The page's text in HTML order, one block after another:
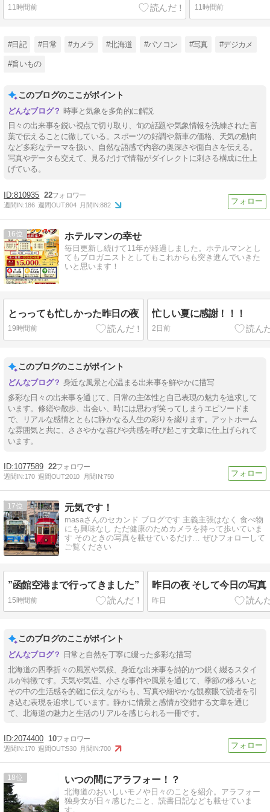
11時間前 11時間前
#日記 #日常 #カメラ #北海道 #パソコン #写真 #デジカメ
#旨いもの
このブログのここがポイント
時事と気象を多角的に解説
日々の出来事を鋭い視点で切り取り、旬の話題や気象情報を洗練された言
葉で伝えることに徹している。スポーツの好調や新車の価格、天気の動向
など多彩なテーマを扱い、自然な語感で内容の奥深さや面白さを伝える。
写真やデータも交えて、見るだけで情報がダイレクトに刺さる構成に仕上
げている。
810935 22
週間IN:186 週間OUT:804 月間IN:882
16 ホテルマンの幸せ
毎日更新し続けて11年が経過しました。ホテルマンとし
てもブロガニストとしてもこれからも突き進んでいきた
いと思います！
とっっても忙しかった昨日の夜
19時間前
忙しい夏に感謝！！！
2日前
このブログのここがポイント
身近な風景と心温まる出来事を鮮やかに描写
多彩な日々の出来事を通じて、日常の主体性と自己表現の魅力を追求して
います。修繕や散歩、出会い、時には思わず笑ってしまうエピソードま
で、リアルな感情とともに静かなる人生の彩りを綴ります。アットホーム
な雰囲気と共に、ささやかな喜びや共感を呼び起こす文章に仕上げられて
います。
1077589 22
週間IN:170 週間OUT:2010 月間IN:750
17 元気です！
masaさんのセカンド ブログです 主義主張はなく 食べ物
にも興味なし ただ健康のためカメラを持って歩いていま
す そのときの写真を載せているだけ… ぜひフォローして
ご覧ください
”函館空港まで行ってきました”
15時間前
昨日の夜 そして今日の写真
昨日
このブログのここがポイント
日常と自然を丁寧に綴った多彩な描写
北海道の四季折々の風景や気候、身近な出来事を詩的かつ鋭く綴るスタイ
ルが特徴です。天気や気温、小さな事件や風景を通じて、季節の移ろいと
その中の生活感を的確に伝えながらも、写真や細やかな観察眼で読者を引
き込む表現を追求しています。静かに情景と感情が交錯する文章を通じ
て、北海道の魅力と生活のリアルを感じられる一冊です。
2074400 10
週間IN:170 週間OUT:530 月間IN:700
18 いつの間にアラフォー！？
北海道のおいしいモノや日々のことを紹介。アラフォー
独身女が日々感じたこと、読書日記なども載せていま
す。